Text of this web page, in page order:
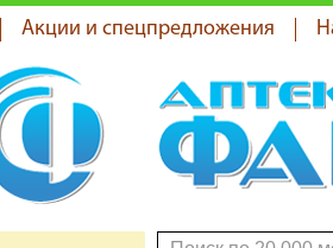
Акции и спецпредложения